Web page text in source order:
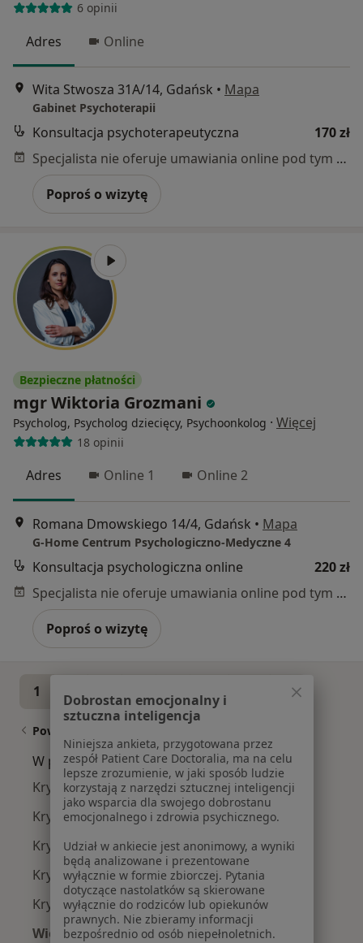
6 opinii
Adres Online
Wita Stwosza 31A/14, Gdańsk • Mapa
Gabinet Psychoterapii
Konsultacja psychoterapeutyczna
170 zł
Specjalista nie oferuje umawiania online pod tym adresem.
Poproś o wizytę
Bezpieczne płatności
mgr Wiktoria Grozmani
Psycholog, Psycholog dziecięcy, Psychoonkolog · Więcej
18 opinii
Adres Online 1 Online 2
Romana Dmowskiego 14/4, Gdańsk • Mapa
G-Home Centrum Psychologiczno-Medyczne 4
Konsultacja psychologiczna online
220 zł
Specjalista nie oferuje umawiania online pod tym adresem.
Poproś o wizytę
1 2 5
Powiązane wyszukiwania
W pobliżu Gdańska
Kryzys w związku w Gdyni
Kryzys w związku w Sopocie
Kryzys w związku w Pruszczu Gdańskim
Kryzys w związku w Rumi
Kryzys w związku w Tczewie
Więcej (12)
Dobrostan emocjonalny i
sztuczna inteligencja
Niniejsza ankieta, przygotowana przez
zespół Patient Care Doctoralia, ma na celu
lepsze zrozumienie, w jaki sposób ludzie
korzystają z narzędzi sztucznej inteligencji
jako wsparcia dla swojego dobrostanu
emocjonalnego i zdrowia psychicznego.
Udział w ankiecie jest anonimowy, a wyniki
będą analizowane i prezentowane
wyłącznie w formie zbiorczej. Pytania
dotyczące nastolatków są skierowane
wyłącznie do rodziców lub opiekunów
prawnych. Nie zbieramy informacji
bezpośrednio od osób niepełnoletnich.